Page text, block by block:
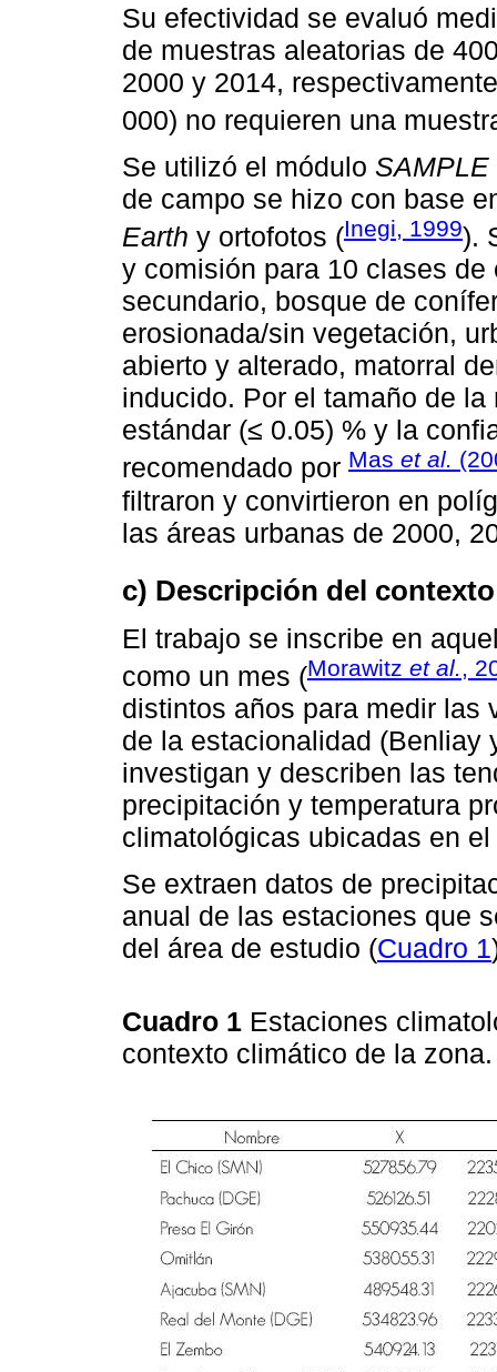
Su efectividad se evaluó
de muestras aleatorias de
2000 y 2014,
000) no requieren una
Se utilizó el módulo SAMPLE
de campo se hizo con base
Earth y ortofotos (Inegi, 1999).
y comisión para 10 clases
secundario, bosque de
erosionada/sin vegetación,
abierto y alterado, matorral
inducido. Por el tamaño de
estándar (≤ 0.05) % y la
recomendado por Mas et al.
filtraron y convirtieron en
las áreas urbanas de 2000,
c) Descripción del
El trabajo se inscribe en
como un mes (Morawitz et al.,
distintos años para medir las
de la estacionalidad (Benliay
investigan y describen las
precipitación y temperatura
climatológicas ubicadas en
Se extraen datos de
anual de las estaciones que
del área de estudio (Cuadro 1
Cuadro 1 Estaciones
contexto climático de la